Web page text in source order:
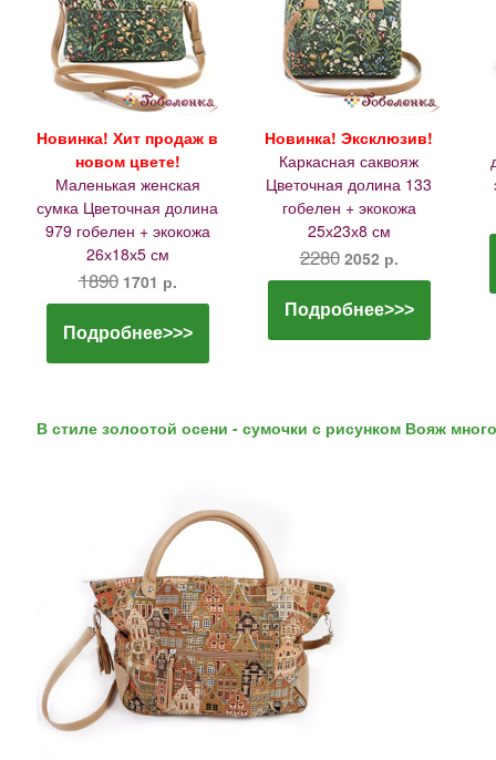
Новинка! Хит продаж в
новом цвете!
Маленькая женская
сумка Цветочная долина
979 гобелен + экокожа
26х18х5 см
1890 1701 р.
Подробнее>>>
Новинка! Эксклюзив!
Каркасная саквояж
Цветочная долина 133
гобелен + экокожа
25х23х8 см
2280 2052 р.
Подробнее>>>
В стиле золоотой осени - сумочки с рисунком Вояж